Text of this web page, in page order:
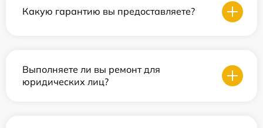
Какую гарантию вы предоставляете?
Выполняете ли вы ремонт для
юридических лиц?